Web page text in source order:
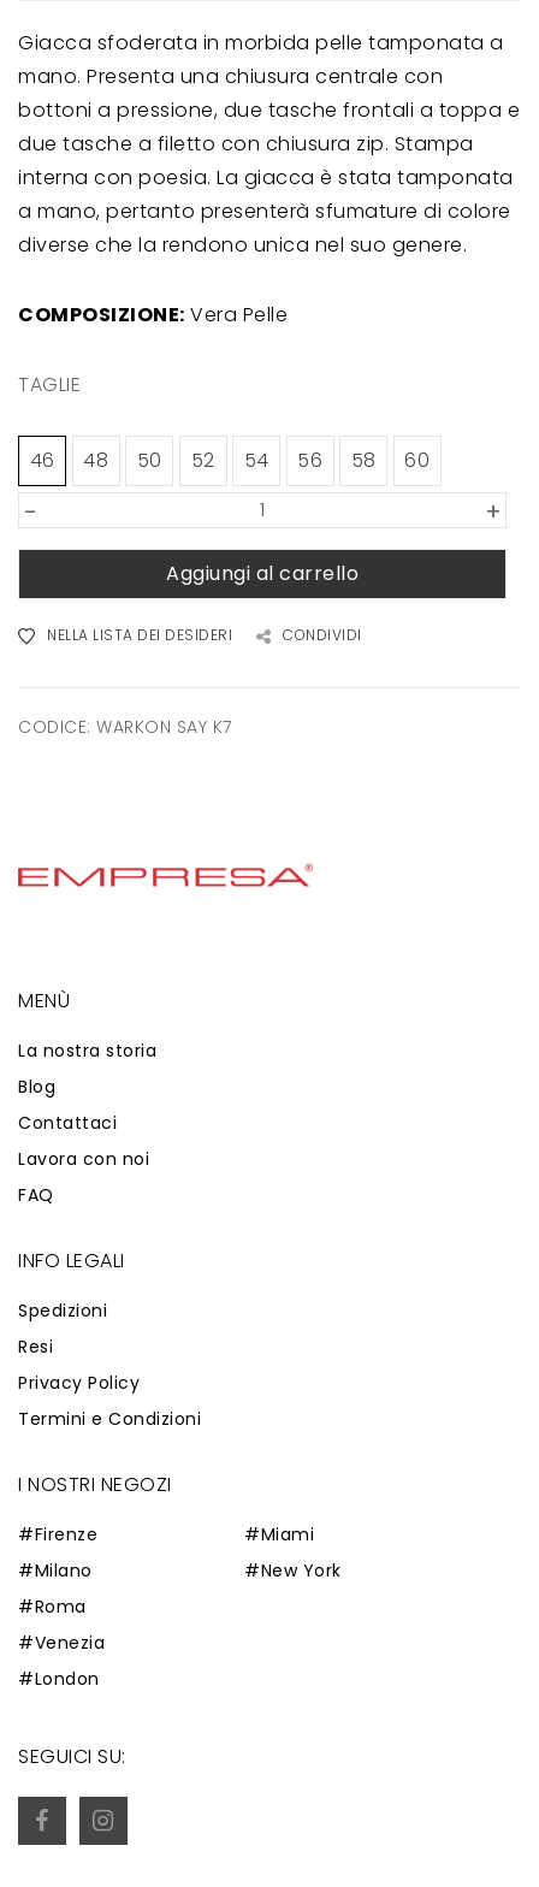
Giacca sfoderata in morbida pelle tamponata a
mano. Presenta una chiusura centrale con
bottoni a pressione, due tasche frontali a toppa e
due tasche a filetto con chiusura zip. Stampa
interna con poesia. La giacca è stata tamponata
a mano, pertanto presenterà sfumature di colore
diverse che la rendono unica nel suo genere.
COMPOSIZIONE: Vera Pelle
TAGLIE
46 48 50 52 54 56 58 60
+
-
Aggiungi al carrello
NELLA LISTA DEI DESIDERI CONDIVIDI
CODICE: WARKON SAY K7
MENÙ
La nostra storia
Blog
Contattaci
Lavora con noi
FAQ
INFO LEGALI
Spedizioni
Resi
Privacy Policy
Termini e Condizioni
I NOSTRI NEGOZI
#Firenze
#Milano
#Roma
#Venezia
#London
#Miami
#New York
SEGUICI SU: